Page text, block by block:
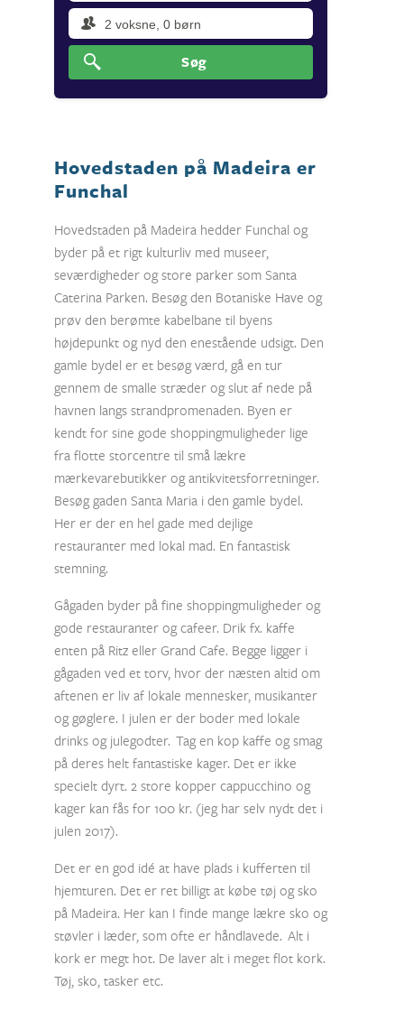
Søg
Hovedstaden på Madeira er
Funchal
Hovedstaden på Madeira hedder Funchal og
byder på et rigt kulturliv med museer,
seværdigheder og store parker som Santa
Caterina Parken. Besøg den Botaniske Have og
prøv den berømte kabelbane til byens
højdepunkt og nyd den enestående udsigt. Den
gamle bydel er et besøg værd, gå en tur
gennem de smalle stræder og slut af nede på
havnen langs strandpromenaden. Byen er
kendt for sine gode shoppingmuligheder lige
fra flotte storcentre til små lækre
mærkevarebutikker og antikvitetsforretninger.
Besøg gaden Santa Maria i den gamle bydel.
Her er der en hel gade med dejlige
restauranter med lokal mad. En fantastisk
stemning.
Gågaden byder på fine shoppingmuligheder og
gode restauranter og cafeer. Drik fx. kaffe
enten på Ritz eller Grand Cafe. Begge ligger i
gågaden ved et torv, hvor der næsten altid om
aftenen er liv af lokale mennesker, musikanter
og gøglere. I julen er der boder med lokale
drinks og julegodter. Tag en kop kaffe og smag
på deres helt fantastiske kager. Det er ikke
specielt dyrt. 2 store kopper cappucchino og
kager kan fås for 100 kr. (jeg har selv nydt det i
julen 2017).
Det er en god idé at have plads i kufferten til
hjemturen. Det er ret billigt at købe tøj og sko
på Madeira. Her kan I finde mange lækre sko og
støvler i læder, som ofte er håndlavede. Alt i
kork er megt hot. De laver alt i meget flot kork.
Tøj, sko, tasker etc.